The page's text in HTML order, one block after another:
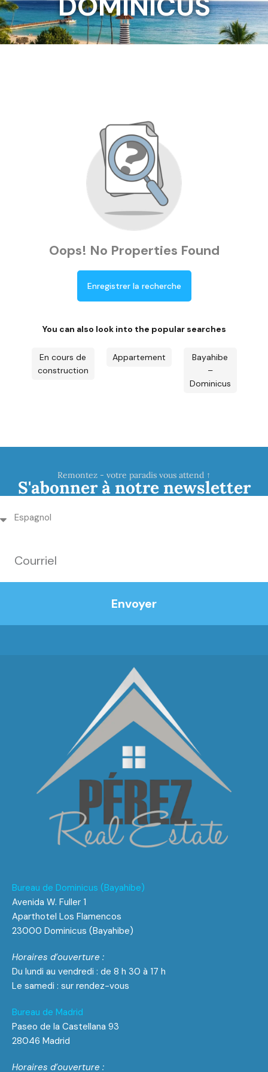
Oops! No Properties Found
Enregistrer la recherche
You can also look into the popular searches
En cours de
construction
Appartement
Bayahibe
–
Dominicus
Remontez - votre paradis vous attend ↑
S'abonner à notre newsletter
Envoyer
Bureau de Dominicus (Bayahibe)
Avenida W. Fuller 1
Aparthotel Los Flamencos
23000 Dominicus (Bayahibe)
Horaires d’ouverture :
Du lundi au vendredi : de 8 h 30 à 17 h
Le samedi : sur rendez-vous
Bureau de Madrid
Paseo de la Castellana 93
28046 Madrid
Horaires d’ouverture :